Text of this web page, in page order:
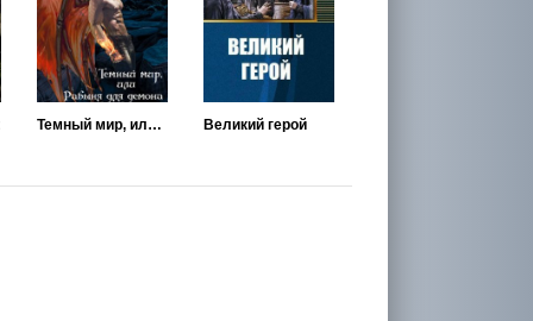
Темный мир, или Рабыня для демона Великий герой